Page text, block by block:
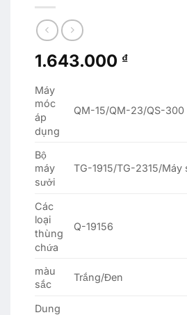
1.643.000 ₫
Máy
móc
áp
dụng
QM-15/QM-23/QS-300
Bộ
máy
sưởi
TG-1915/TG-2315/Máy
Các
loại
thùng
chứa
Q-19156
màu
sắc
Trắng/Đen
Dung